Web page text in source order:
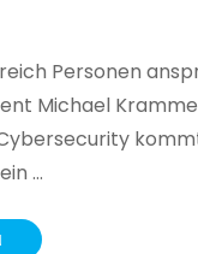
Personen
Michael Krammel
…